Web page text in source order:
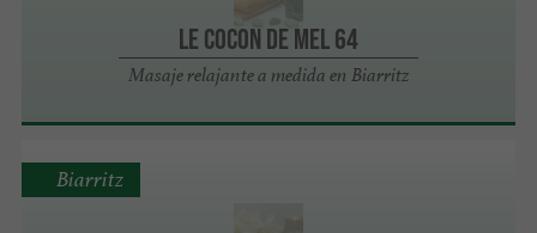
Le cocon de Mel 64
Masaje relajante a medida en Biarritz
Biarritz